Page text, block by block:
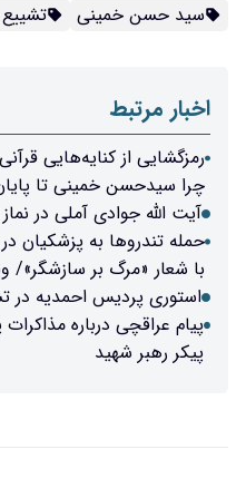
سید حسن خمینی
اخبار مرتبط
رمزگشایی از کنایه‌هایی
چرا سیدحسن خمینی تا
آیت الله جوادی آملی در
حمله تندروها به پزشکیان
با شعار «مرگ بر سازشگر»/
استوری پردیس احمدیه
پیام عراقچی درباره
پیکر رهبر شهید